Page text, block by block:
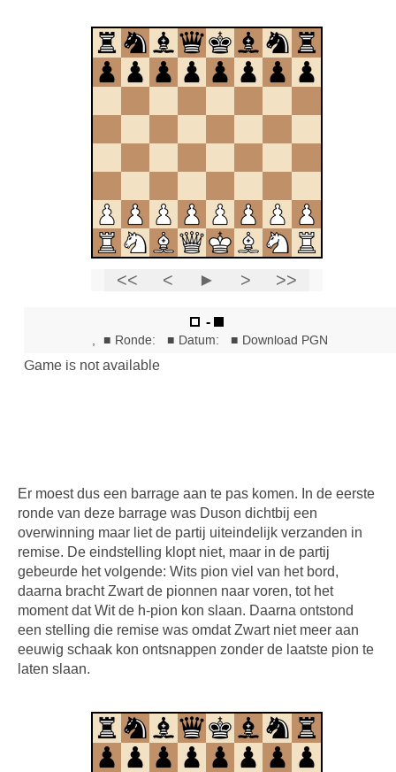
Er moest dus een barrage aan te pas komen. In de eerste
ronde van deze barrage was Duson dichtbij een
overwinning maar liet de partij uiteindelijk verzanden in
remise. De eindstelling klopt niet, maar in de partij
gebeurde het volgende: Wits pion viel van het bord,
daarna bracht Zwart de pionnen naar voren, tot het
moment dat Wit de h-pion kon slaan. Daarna ontstond
een stelling die remise was omdat Zwart niet meer aan
eeuwig schaak kon ontsnappen zonder de laatste pion te
laten slaan.